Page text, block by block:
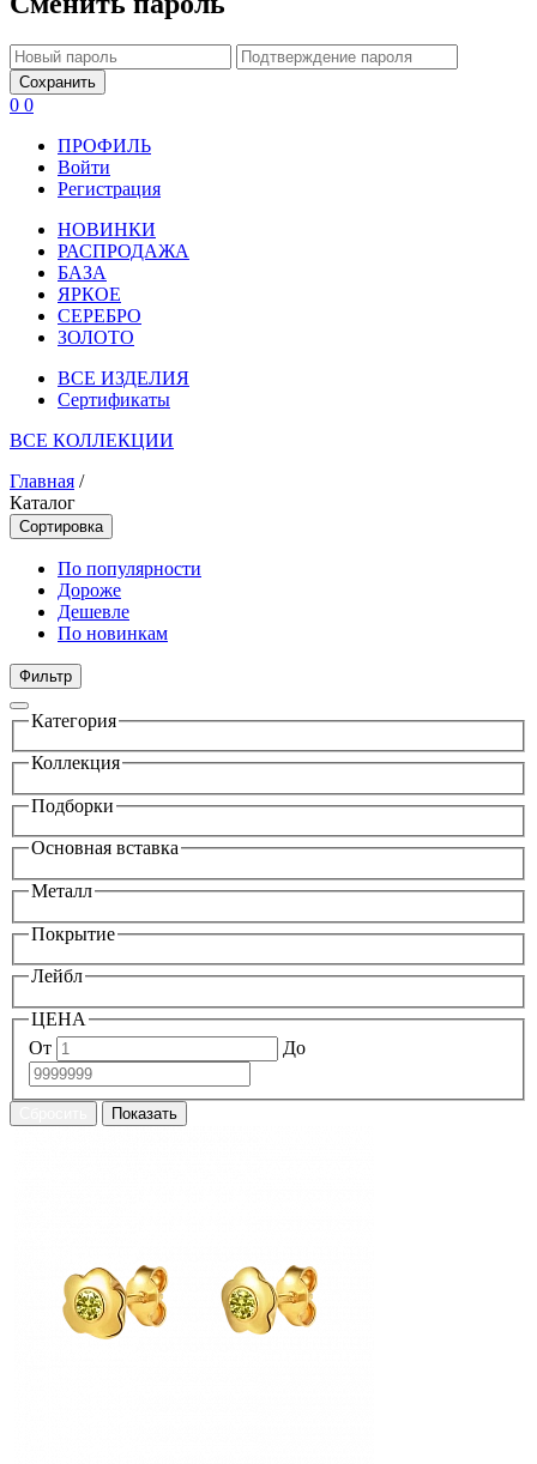
Сохранить
0 0
ПРОФИЛЬ
Войти
Регистрация
НОВИНКИ
РАСПРОДАЖА
БАЗА
ЯРКОЕ
СЕРЕБРО
ЗОЛОТО
ВСЕ ИЗДЕЛИЯ
Сертификаты
ВСЕ КОЛЛЕКЦИИ
Главная /
Каталог
Сортировка
По популярности
Дороже
Дешевле
По новинкам
Фильтр
Категория
Коллекция
Подборки
Основная вставка
Металл
Покрытие
Лейбл
ЦЕНА
От
До